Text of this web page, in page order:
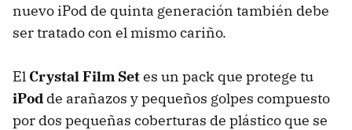
nuevo iPod de quinta generación también debe
ser tratado con el mismo cariño.
El Crystal Film Setes un pack que protege tu
iPod de arañazos y pequeños golpes compuesto
por dos pequeñas coberturas de plástico que se